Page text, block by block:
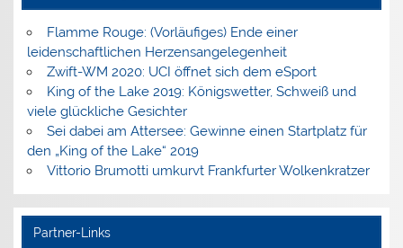
Flamme Rouge: (Vorläufiges) Ende einer
leidenschaftlichen Herzensangelegenheit
Zwift-WM 2020: UCI öffnet sich dem eSport
King of the Lake 2019: Königswetter, Schweiß und
viele glückliche Gesichter
Sei dabei am Attersee: Gewinne einen Startplatz für
den „King of the Lake“ 2019
Vittorio Brumotti umkurvt Frankfurter Wolkenkratzer
Partner-Links